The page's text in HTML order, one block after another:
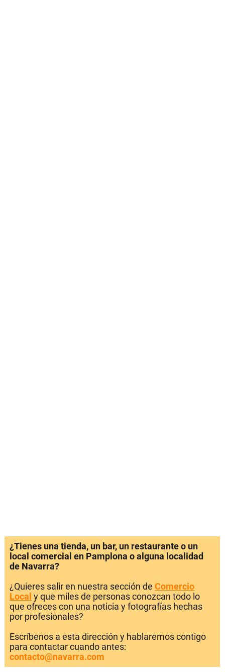
¿Tienes una tienda, un bar, un restaurante o un
local comercial en Pamplona o alguna localidad
de Navarra?
¿Quieres salir en nuestra sección de Comercio
Local y que miles de personas conozcan todo lo
que ofreces con una noticia y fotografías hechas
por profesionales?
Escríbenos a esta dirección y hablaremos contigo
para contactar cuando antes:
contacto@navarra.com